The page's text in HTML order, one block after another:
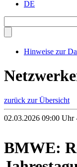
DE
Hinweise zur
zurück zur Übersicht
02.03.2026 09:00
BMWE: